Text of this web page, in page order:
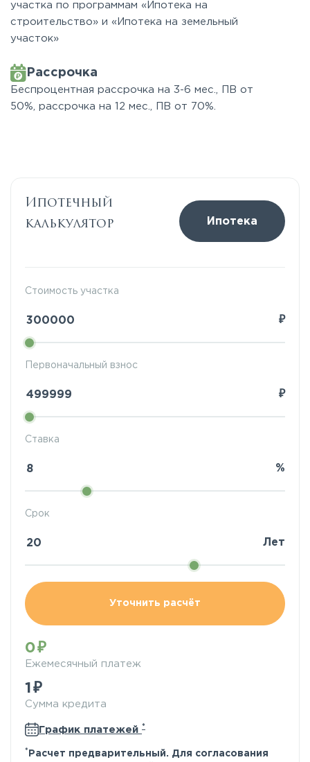
участка по программам «Ипотека на
строительство» и «Ипотека на земельный
участок»
Рассрочка
Беспроцентная рассрочка на 3-6 мес., ПВ от
50%, рассрочка на 12 мес., ПВ от 70%.
Ипотечный
калькулятор
Ипотека
Стоимость участка
₽
Ставка
%
Первоначальный взнос
₽
Срок
Лет
Уточнить расчёт
0
Ежемесячный платеж
1
Сумма кредита
График платежей *
* Расчет предварительный. Для согласования